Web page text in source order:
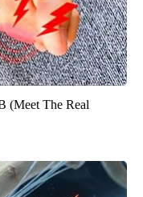
(Meet The Real